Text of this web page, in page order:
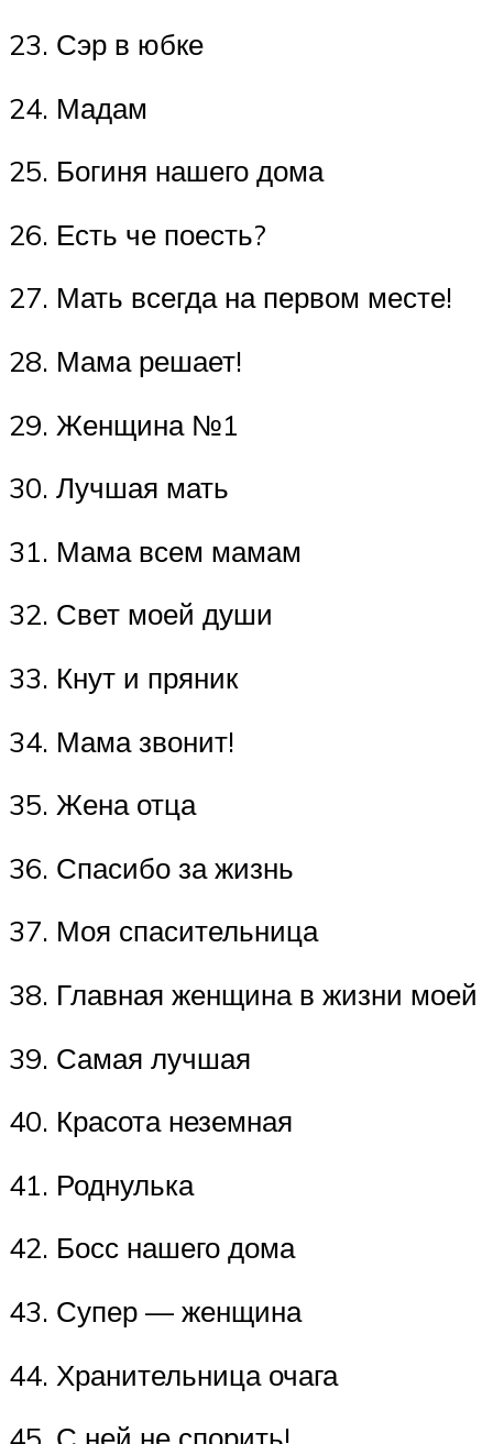
23. Сэр в юбке
24. Мадам
25. Богиня нашего дома
26. Есть че поесть?
27. Мать всегда на первом месте!
28. Мама решает!
29. Женщина №1
30. Лучшая мать
31. Мама всем мамам
32. Свет моей души
33. Кнут и пряник
34. Мама звонит!
35. Жена отца
36. Спасибо за жизнь
37. Моя спасительница
38. Главная женщина в жизни моей
39. Самая лучшая
40. Красота неземная
41. Роднулька
42. Босс нашего дома
43. Супер — женщина
44. Хранительница очага